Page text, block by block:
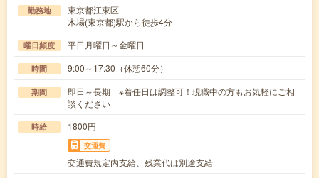
勤務地
東京都江東区
木場(東京都)駅から徒歩4分
曜日頻度 平日月曜日～金曜日
時間 9:00～17:30（休憩60分）
期間
即日～長期 ※着任日は調整可！現職中の方もお気軽にご相
談ください
時給 1800円
交通費
交通費規定内支給、残業代は別途支給